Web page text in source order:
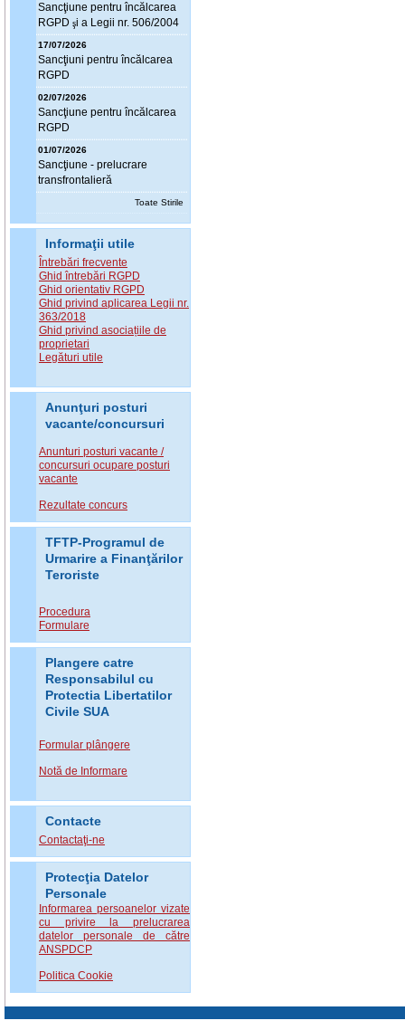
Sancţiune pentru încălcarea
RGPD şi a Legii nr. 506/2004
17/07/2026
Sancţiuni pentru încălcarea
RGPD
02/07/2026
Sancţiune pentru încălcarea
RGPD
01/07/2026
Sancţiune - prelucrare
transfrontalieră
Toate Stirile
Informaţii utile
Întrebări frecvente
Ghid întrebări RGPD
Ghid orientativ RGPD
Ghid privind aplicarea Legii nr.
363/2018
Ghid privind asociațiile de
proprietari
Legături utile
Anunţuri posturi
vacante/concursuri
Anunturi posturi vacante /
concursuri ocupare posturi
vacante
Rezultate concurs
TFTP-Programul de
Urmarire a Finanţărilor
Teroriste
Procedura
Formulare
Plangere catre
Responsabilul cu
Protectia Libertatilor
Civile SUA
Formular plângere
Notă de Informare
Contacte
Contactaţi-ne
Protecţia Datelor
Personale
Informarea persoanelor vizate
cu privire la prelucrarea
datelor personale de către
ANSPDCP
Politica Cookie